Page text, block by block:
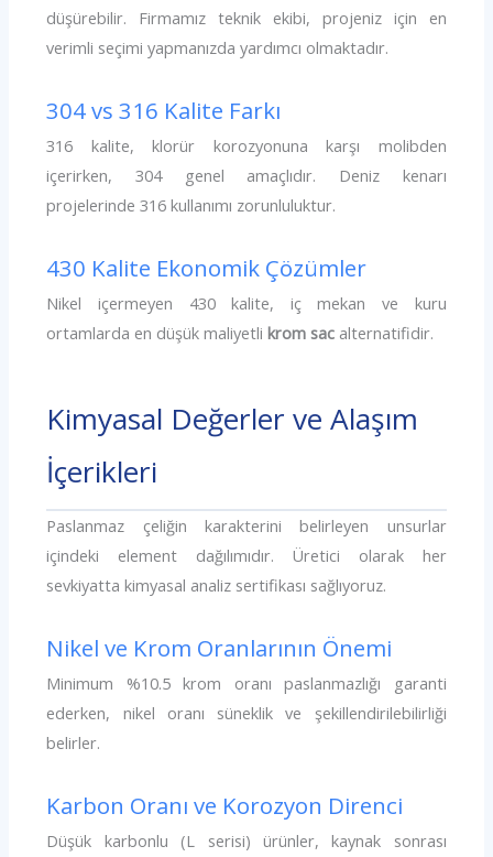
düşürebilir. Firmamız teknik ekibi, projeniz için en
verimli seçimi yapmanızda yardımcı olmaktadır.
304 vs 316 Kalite Farkı
316 kalite, klorür korozyonuna karşı molibden
içerirken, 304 genel amaçlıdır. Deniz kenarı
projelerinde 316 kullanımı zorunluluktur.
430 Kalite Ekonomik Çözümler
Nikel içermeyen 430 kalite, iç mekan ve kuru
ortamlarda en düşük maliyetlikrom sac alternatifidir.
Kimyasal Değerler ve Alaşım
İçerikleri
Paslanmaz çeliğin karakterini belirleyen unsurlar
içindeki element dağılımıdır. Üretici olarak her
sevkiyatta kimyasal analiz sertifikası sağlıyoruz.
Nikel ve Krom Oranlarının Önemi
Minimum %10.5 krom oranı paslanmazlığı garanti
ederken, nikel oranı süneklik ve şekillendirilebilirliği
belirler.
Karbon Oranı ve Korozyon Direnci
Düşük karbonlu (L serisi) ürünler, kaynak sonrası